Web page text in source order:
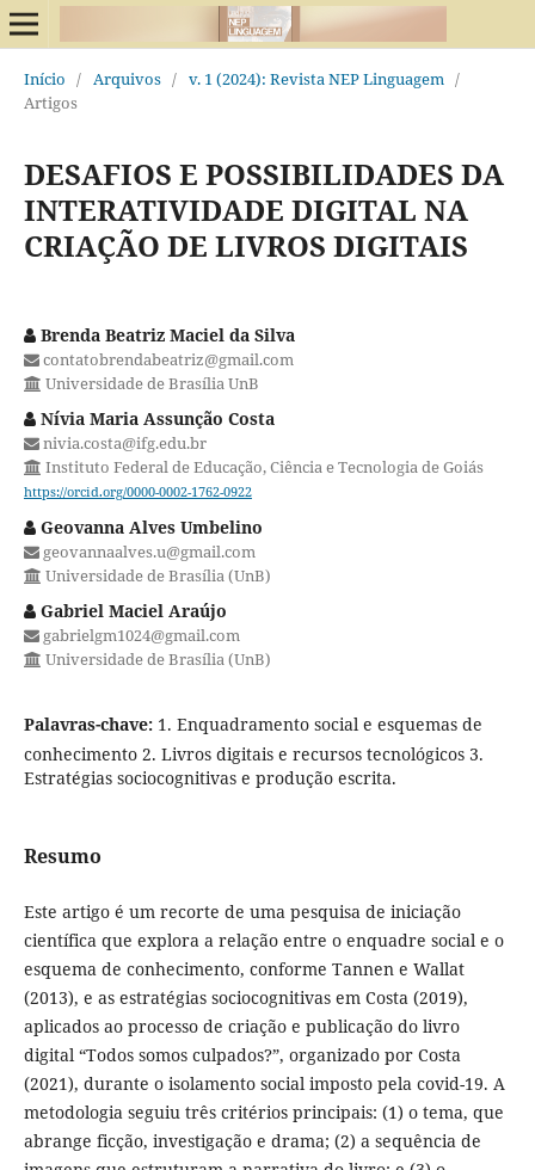
Início / Arquivos / v. 1 (2024): Revista NEP Linguagem /
Artigos
DESAFIOS E POSSIBILIDADES DA
INTERATIVIDADE DIGITAL NA
CRIAÇÃO DE LIVROS DIGITAIS
Brenda Beatriz Maciel da Silva
contatobrendabeatriz@gmail.com
Universidade de Brasília UnB
Nívia Maria Assunção Costa
nivia.costa@ifg.edu.br
Instituto Federal de Educação, Ciência e Tecnologia de Goiás
https://orcid.org/0000-0002-1762-0922
Geovanna Alves Umbelino
geovannaalves.u@gmail.com
Universidade de Brasília (UnB)
Gabriel Maciel Araújo
gabrielgm1024@gmail.com
Universidade de Brasília (UnB)
Palavras-chave: 1. Enquadramento social e esquemas de
conhecimento 2. Livros digitais e recursos tecnológicos 3.
Estratégias sociocognitivas e produção escrita.
Resumo
Este artigo é um recorte de uma pesquisa de iniciação
científica que explora a relação entre o enquadre social e o
esquema de conhecimento, conforme Tannen e Wallat
(2013), e as estratégias sociocognitivas em Costa (2019),
aplicados ao processo de criação e publicação do livro
digital “Todos somos culpados?”, organizado por Costa
(2021), durante o isolamento social imposto pela covid-19. A
metodologia seguiu três critérios principais: (1) o tema, que
abrange ficção, investigação e drama; (2) a sequência de